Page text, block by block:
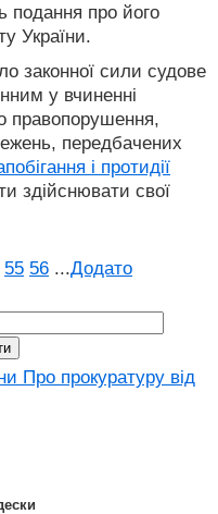
подання про його
України.
законної сили судове
у вчиненні
правопорушення,
передбачених
і протидії
здійснювати свої
55 56 ...Додато
Про прокуратуру від